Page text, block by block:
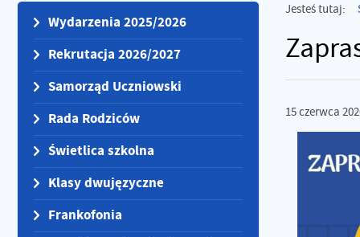
Wydarzenia 2025/2026
Rekrutacja 2026/2027
Samorząd Uczniowski
Rada Rodziców
Świetlica szkolna
Klasy dwujęzyczne
Frankofonia
Jesteś tutaj:
15czerwca